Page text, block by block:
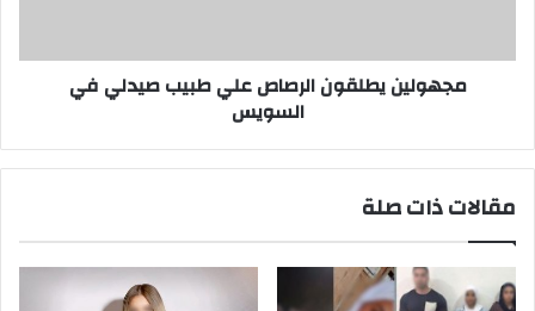
مجهولين يطلقون الرصاص علي طبيب صيدلي في
السويس
مقالات ذات صلة